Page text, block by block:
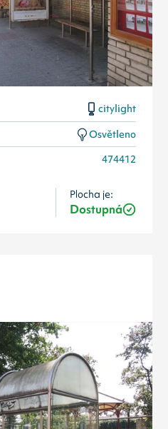
citylight
Osvětleno
474412
Plocha je:
Dostupná